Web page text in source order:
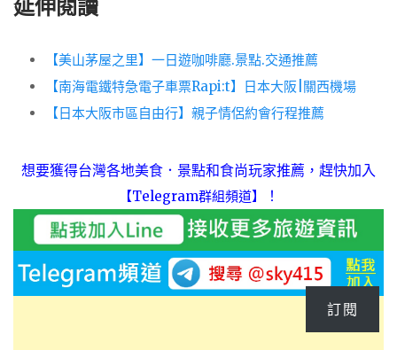
延伸閱讀
【美山茅屋之里】一日遊咖啡廳.景點.交通推薦
【南海電鐵特急電子車票Rapi:t】日本大阪|關西機場
【日本大阪市區自由行】親子情侶約會行程推薦
想要獲得台灣各地美食．景點和食尚玩家推薦，趕快加入
【Telegram群組頻道】 ！
訂閱